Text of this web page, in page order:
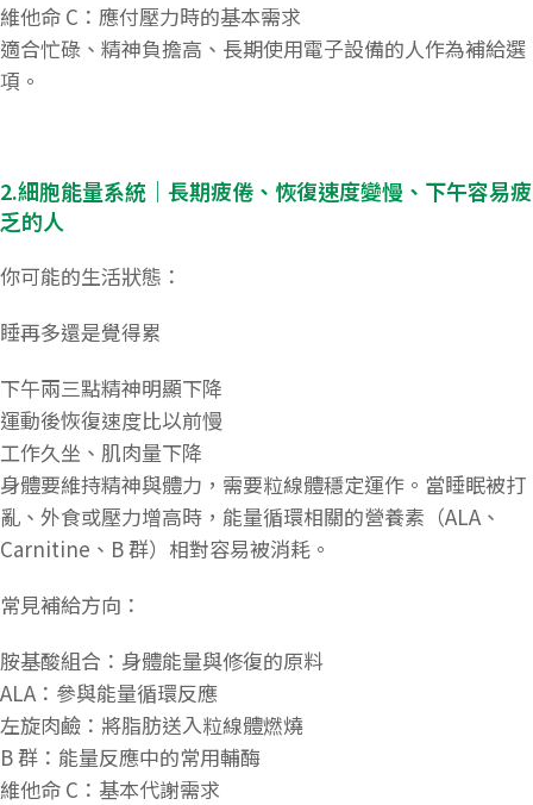
維他命 C：應付壓力時的基本需求
適合忙碌、精神負擔高、長期使用電子設備的人作為補給選
項。
2.細胞能量系統｜長期疲倦、恢復速度變慢、下午容易疲
乏的人
你可能的生活狀態：
睡再多還是覺得累
下午兩三點精神明顯下降
運動後恢復速度比以前慢
工作久坐、肌肉量下降
身體要維持精神與體力，需要粒線體穩定運作。當睡眠被打
亂、外食或壓力增高時，能量循環相關的營養素（ALA、
Carnitine、B 群）相對容易被消耗。
常見補給方向：
胺基酸組合：身體能量與修復的原料
ALA：參與能量循環反應
左旋肉鹼：將脂肪送入粒線體燃燒
B 群：能量反應中的常用輔酶
維他命 C：基本代謝需求